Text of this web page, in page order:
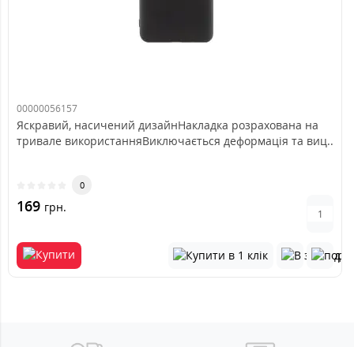
00000056157
Яскравий, насичений дизайнНакладка розрахована на
тривале використанняВиключається деформація та виц..
0
169 грн.